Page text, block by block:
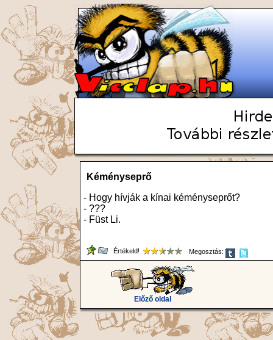
Kéményseprő
- Hogy hívják a kínai kéményseprőt?
- ???
- Füst Li.
Értékeld! Megosztás:
Előző oldal